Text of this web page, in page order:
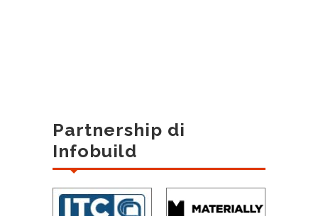
Partnership di
Infobuild